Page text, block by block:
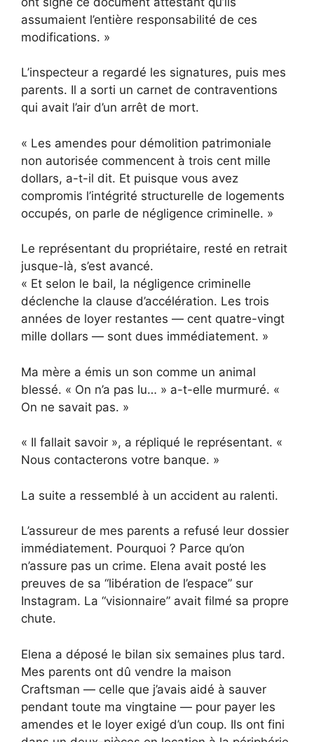
assumaient l’entière responsabilité de ces
modifications. »
L’inspecteur a regardé les signatures, puis mes
parents. Il a sorti un carnet de contraventions
qui avait l’air d’un arrêt de mort.
« Les amendes pour démolition patrimoniale
non autorisée commencent à trois cent mille
dollars, a-t-il dit. Et puisque vous avez
compromis l’intégrité structurelle de logements
occupés, on parle de négligence criminelle. »
Le représentant du propriétaire, resté en retrait
jusque-là, s’est avancé.
« Et selon le bail, la négligence criminelle
déclenche la clause d’accélération. Les trois
années de loyer restantes — cent quatre-vingt
mille dollars — sont dues immédiatement. »
Ma mère a émis un son comme un animal
blessé. « On n’a pas lu… » a-t-elle murmuré. «
On ne savait pas. »
« Il fallait savoir », a répliqué le représentant. «
Nous contacterons votre banque. »
La suite a ressemblé à un accident au ralenti.
L’assureur de mes parents a refusé leur dossier
immédiatement. Pourquoi ? Parce qu’on
n’assure pas un crime. Elena avait posté les
preuves de sa “libération de l’espace” sur
Instagram. La “visionnaire” avait filmé sa propre
chute.
Elena a déposé le bilan six semaines plus tard.
Mes parents ont dû vendre la maison
Craftsman — celle que j’avais aidé à sauver
pendant toute ma vingtaine — pour payer les
amendes et le loyer exigé d’un coup. Ils ont fini